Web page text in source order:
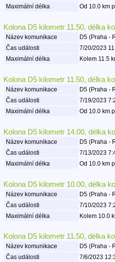
Maximální délka
Od 10.0 km
Kolona D5 kilometr 11.50, délka
Název komunikace
D5 (Praha -
Čas události
7/20/2023
Maximální délka
Kolem 11.5
Kolona D5 kilometr 11.50, délka
Název komunikace
D5 (Praha -
Čas události
7/19/2023
Maximální délka
Od 10.0 km
Kolona D5 kilometr 14.00, délka
Název komunikace
D5 (Praha -
Čas události
7/13/2023
Maximální délka
Od 10.0 km
Kolona D5 kilometr 10.00, délka
Název komunikace
D5 (Praha -
Čas události
7/10/2023
Maximální délka
Kolem 10.0
Kolona D5 kilometr 11.50, délka
Název komunikace
D5 (Praha -
Čas události
7/6/2023